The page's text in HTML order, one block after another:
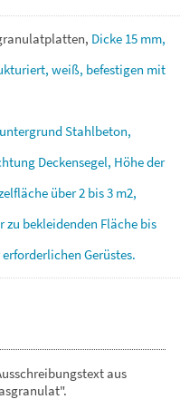
Dicke 15 mm,
weiß, befestigen mit
Stahlbeton,
Deckensegel, Höheder
über2 bis3 m2,
zu bekleidenden Fläche bis
erforderlichen Gerüstes.
aus